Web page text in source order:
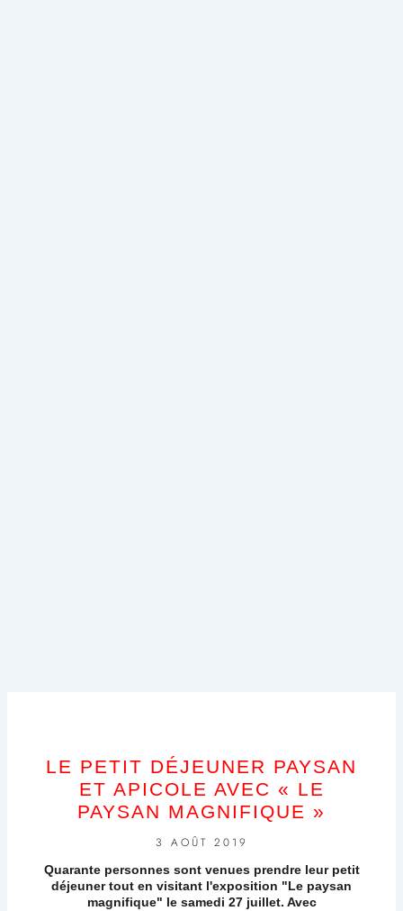
LE PETIT DÉJEUNER PAYSAN
ET APICOLE AVEC « LE
PAYSAN MAGNIFIQUE »
3 AOÛT 2019
Quarante personnes sont venues prendre leur petit
déjeuner tout en visitant l'exposition "Le paysan
magnifique" le samedi 27 juillet. Avec